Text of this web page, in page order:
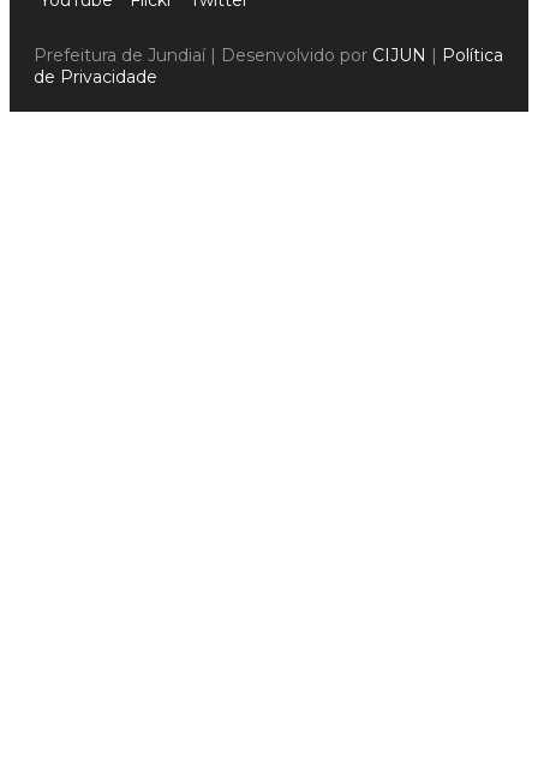
Prefeitura de Jundiaí | Desenvolvido por CIJUN | Política
de Privacidade